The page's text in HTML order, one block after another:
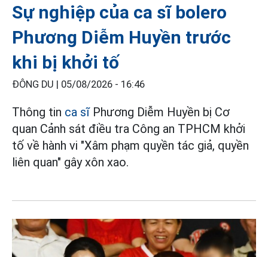
Sự nghiệp của ca sĩ bolero
Phương Diễm Huyền trước
khi bị khởi tố
ĐÔNG DU | 05/08/2026 - 16:46
Thông tin ca sĩPhương Diễm Huyền bị Cơ
quan Cảnh sát điều tra Công an TPHCM khởi
tố về hành vi "Xâm phạm quyền tác giả, quyền
liên quan" gây xôn xao.